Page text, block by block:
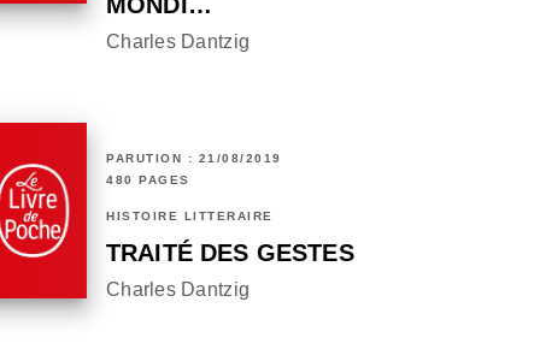
Charles Dantzig
PARUTION : 21/08/2019
480 PAGES
HISTOIRE LITTÉRAIRE
TRAITÉ DES GESTES
Charles Dantzig